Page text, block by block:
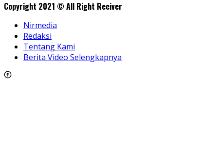
Copyright 2021 © All Right Reciver
Nirmedia
Redaksi
Tentang Kami
Berita Video Selengkapnya